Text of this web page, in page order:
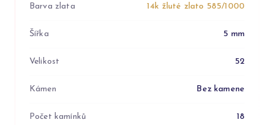
Barva zlata 14k žluté zlato 585/1000
Šířka 5 mm
Velikost 52
Kámen Bez kamene
Počet kamínků 18